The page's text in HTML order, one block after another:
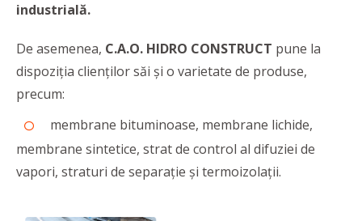
industrială.
De asemenea, C.A.O. HIDRO CONSTRUCT pune la
dispoziţia clienţilor săi şi o varietate de produse,
precum:
membrane bituminoase, membrane lichide,
membrane sintetice, strat de control al difuziei de
vapori, straturi de separaţie şi termoizolaţii.